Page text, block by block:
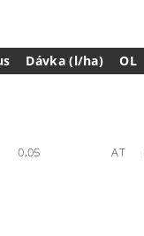
Dávka (l/ha) OL
0,05 AT